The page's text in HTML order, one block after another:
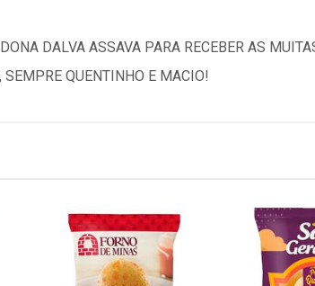
DALVA ASSAVA PARA RECEBER AS
QUENTINHO E MACIO!